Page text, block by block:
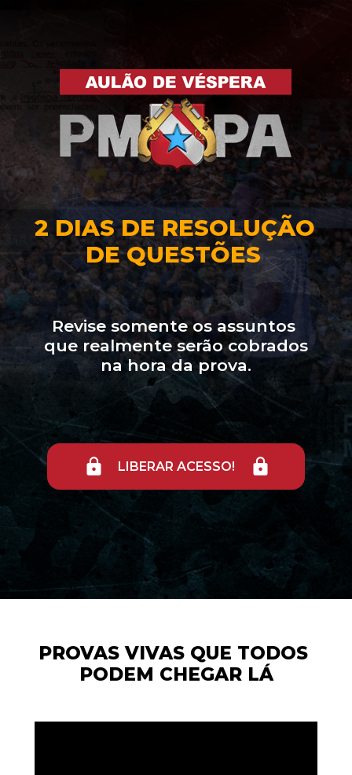
LIBERAR ACESSO!
2 DIAS DE RESOLUÇÃO
DE QUESTÕES
Revise somente os assuntos
que realmente serão cobrados
na hora da prova.
PROVAS VIVAS QUE TODOS
PODEM CHEGAR LÁ